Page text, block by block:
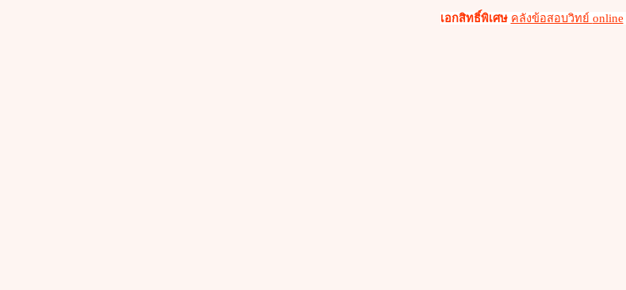
เอกสิทธิ์พิเศษ คลังข้อสอบวิทย์ online